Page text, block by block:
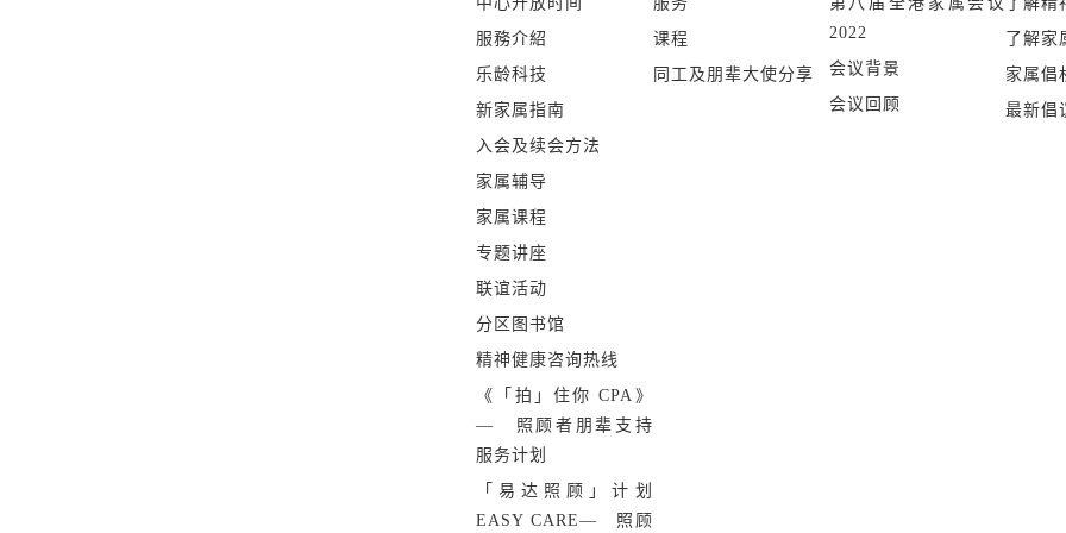
路。 (每年度举办2-3 班，详情请参考内页。)
>更多
服務介紹
乐龄科技
新家属指南
入会及续会方法
家属辅导
家属课程
专题讲座
联谊活动
分区图书馆
精神健康咨询热线
《「拍」住你 CPA》
— 照顾者朋辈支持
服务计划
「易达照顾」计划
EASY CARE— 照顾
课程
同工及朋辈大使分享
2022
会议背景
会议回顾
了解家
家属倡
最新倡